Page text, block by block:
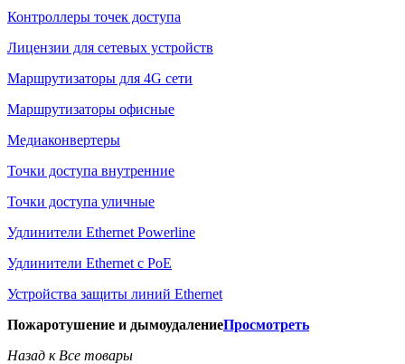
Контроллеры точек доступа
Лицензии для сетевых устройств
Маршрутизаторы для 4G сети
Маршрутизаторы офисные
Медиаконвертеры
Точки доступа внутренние
Точки доступа уличные
Удлинители Ethernet Powerline
Удлинители Ethernet с PoE
Устройства защиты линий Ethernet
Пожаротушение и дымоудалениеПросмотреть
Назад к Все товары